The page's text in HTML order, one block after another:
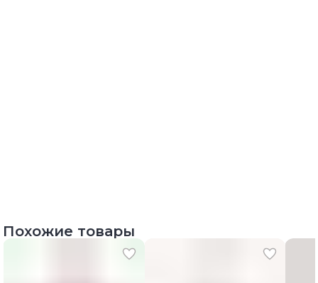
Похожие товары